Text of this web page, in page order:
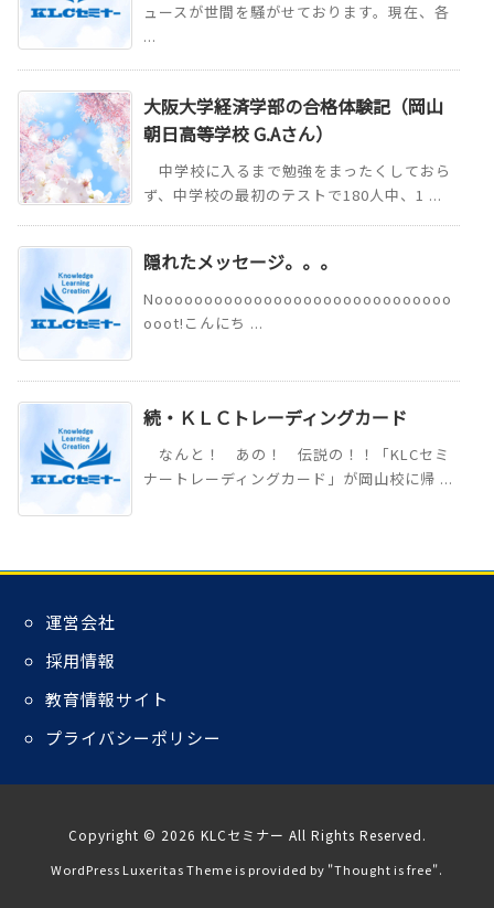
ュースが世間を騒がせております。現在、各
...
大阪大学経済学部の合格体験記（岡山
朝日高等学校 G.Aさん）
中学校に入るまで勉強をまったくしておら
ず、中学校の最初のテストで180人中、1 ...
隠れたメッセージ。。。
Noooooooooooooooooooooooooooooo
ooot!こんにち ...
続・ＫＬＣトレーディングカード
なんと！ あの！ 伝説の！！「KLCセミ
ナートレーディングカード」が岡山校に帰 ...
運営会社
採用情報
教育情報サイト
プライバシーポリシー
Copyright © 2026 KLCセミナー All Rights Reserved.
WordPress Luxeritas Theme is provided by "Thought is free".